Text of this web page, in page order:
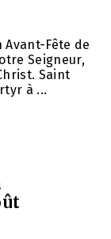
Avant-Fête de
Seigneur,
Saint
à ...